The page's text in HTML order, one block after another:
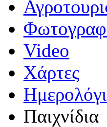
Video
Χάρτες
Παιχνίδια